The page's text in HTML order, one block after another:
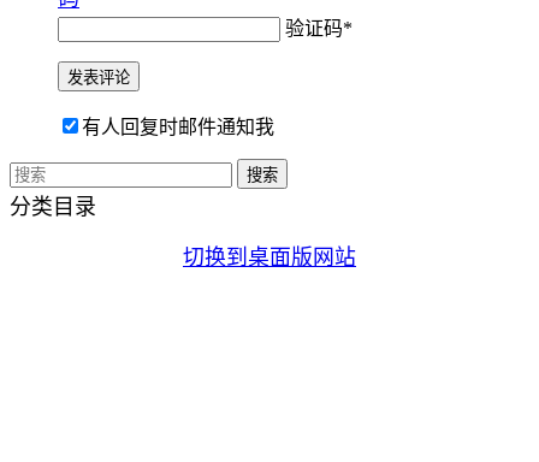
验证码*
有人回复时邮件通知我
分类目录
切换到桌面版网站